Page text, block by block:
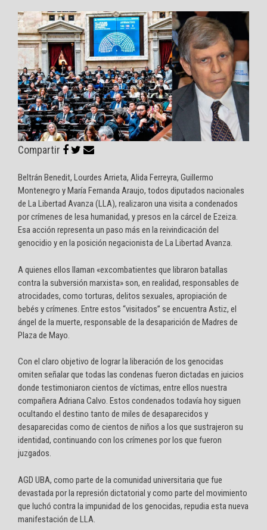
Compartir
Beltrán Benedit, Lourdes Arrieta, Alida Ferreyra, Guillermo
Montenegro y María Fernanda Araujo, todos diputados nacionales
de La Libertad Avanza (LLA), realizaron una visita a condenados
por crímenes de lesa humanidad, y presos en la cárcel de Ezeiza.
Esa acción representa un paso más en la reivindicación del
genocidio y en la posición negacionista de La Libertad Avanza.
A quienes ellos llaman «excombatientes que libraron batallas
contra la subversión marxista» son, en realidad, responsables de
atrocidades, como torturas, delitos sexuales, apropiación de
bebés y crímenes. Entre estos “visitados” se encuentra Astiz, el
ángel de la muerte, responsable de la desaparición de Madres de
Plaza de Mayo.
Con el claro objetivo de lograr la liberación de los genocidas
omiten señalar que todas las condenas fueron dictadas en juicios
donde testimoniaron cientos de víctimas, entre ellos nuestra
compañera Adriana Calvo. Estos condenados todavía hoy siguen
ocultando el destino tanto de miles de desaparecidos y
desaparecidas como de cientos de niños a los que sustrajeron su
identidad, continuando con los crímenes por los que fueron
juzgados.
AGD UBA, como parte de la comunidad universitaria que fue
devastada por la represión dictatorial y como parte del movimiento
que luchó contra la impunidad de los genocidas, repudia esta nueva
manifestación de LLA.